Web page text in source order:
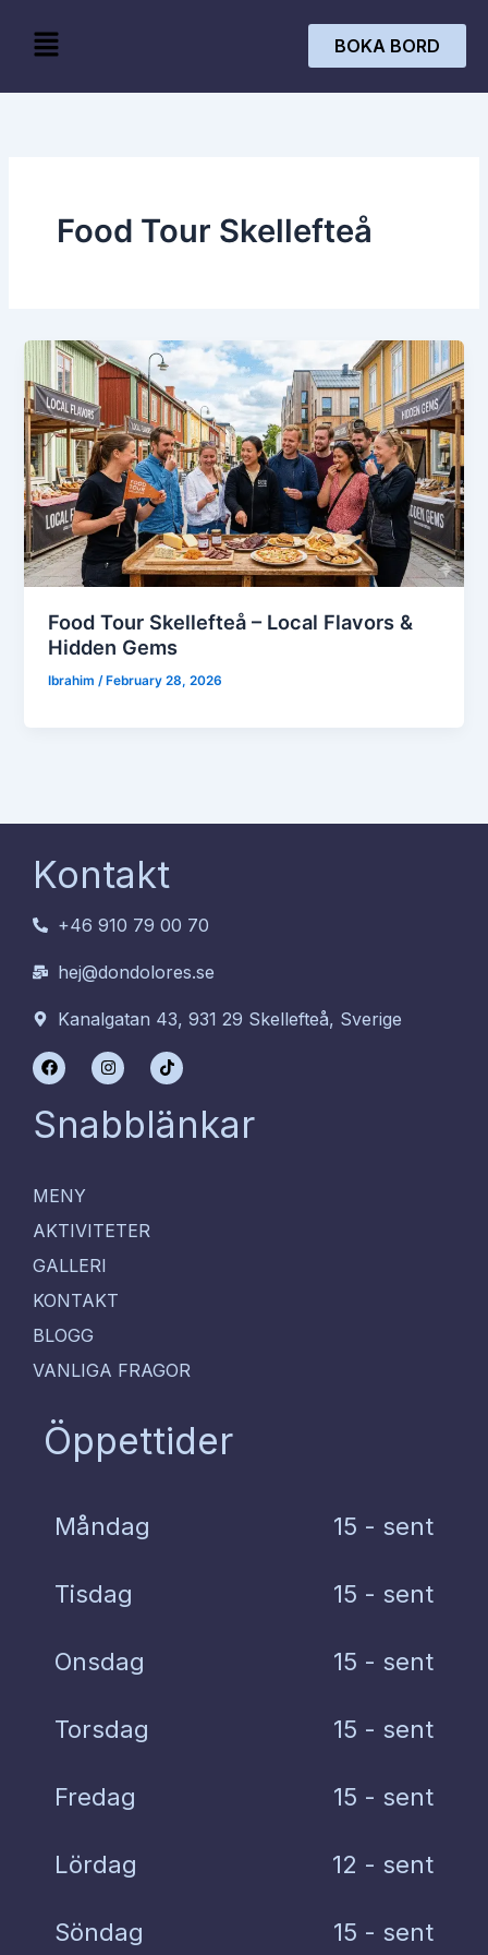
Menu BOKA BORD
Food Tour Skellefteå
Food Tour Skellefteå – Local Flavors &
Hidden Gems
Ibrahim/ February 28, 2026
Kontakt
+46 910 79 00 70
hej@dondolores.se
Kanalgatan 43, 931 29 Skellefteå, Sverige
F
a
c
e
b
o
I
n
s
t
a
g
T
i
k
t
o
k
Snabblänkar
MENY
AKTIVITETER
GALLERI
KONTAKT
BLOGG
VANLIGA FRAGOR
Öppettider
Måndag 15 - sent
Tisdag 15 - sent
Onsdag 15 - sent
Torsdag 15 - sent
Fredag 15 - sent
Lördag 12 - sent
Söndag 15 - sent